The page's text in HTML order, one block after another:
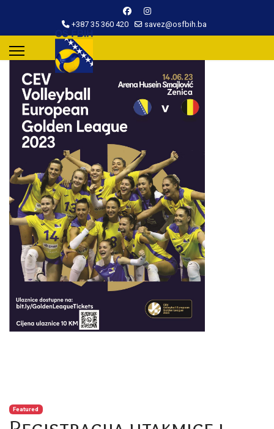
+387 35 360 420 savez@osfbih.ba
Featured